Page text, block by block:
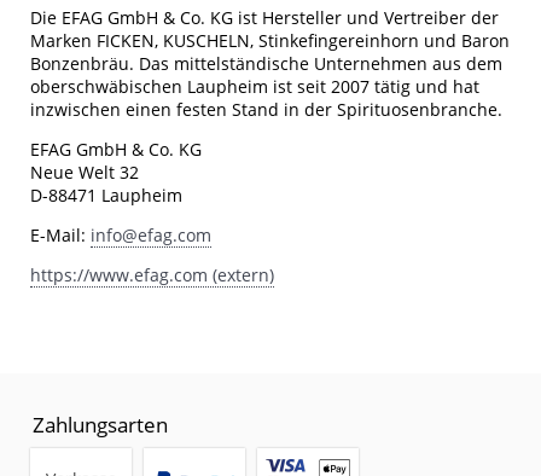
Die EFAG GmbH & Co. KG ist Hersteller und Vertreiber der
Marken FICKEN, KUSCHELN, Stinkefingereinhorn und Baron
Bonzenbräu. Das mittelständische Unternehmen aus dem
oberschwäbischen Laupheim ist seit 2007 tätig und hat
inzwischen einen festen Stand in der Spirituosenbranche.
EFAG GmbH & Co. KG
Neue Welt 32
D-88471 Laupheim
E-Mail: info@efag.com
https://www.efag.com (extern)
Zahlungsarten